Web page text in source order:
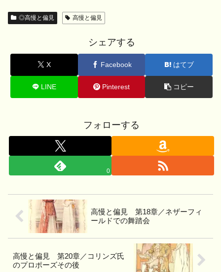
◎高慢と偏見 高慢と偏見
シェアする
X Facebook はてブ
LINE Pinterest コピー
フォローする
0
高慢と偏見 第18章／ネザーフィ
ールドでの舞踏会
高慢と偏見 第20章／コリンズ氏
のプロポーズその後